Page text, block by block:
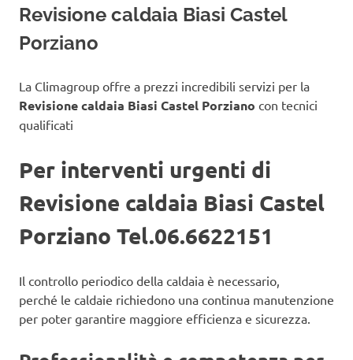
Revisione caldaia Biasi Castel
Porziano
La Climagroup offre a prezzi incredibili servizi per la
Revisione caldaia Biasi Castel Porziano con tecnici
qualificati
Per interventi urgenti di
Revisione caldaia Biasi Castel
Porziano Tel.06.6622151
Il controllo periodico della caldaia è necessario,
perché le caldaie richiedono una continua manutenzione
per poter garantire maggiore efficienza e sicurezza.